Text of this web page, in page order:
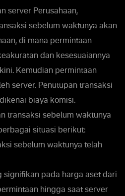
server Perusahaan,
sebelum waktunya akan
di mana permintaan
dan kesesuaiannya
Kemudian permintaan
server. Penutupan transaksi
biaya komisi.
transaksi sebelum waktunya
situasi berikut:
sebelum waktunya telah
signifikan pada harga aset dari
hingga saat server